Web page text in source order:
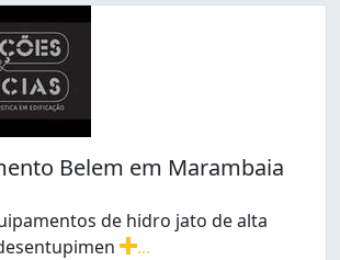
Belem em Marambaia
de hidro jato de alta